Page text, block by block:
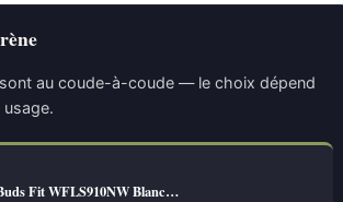
au coude-à-coude — le choix dépend
Fit WFLS910NW Blanc…